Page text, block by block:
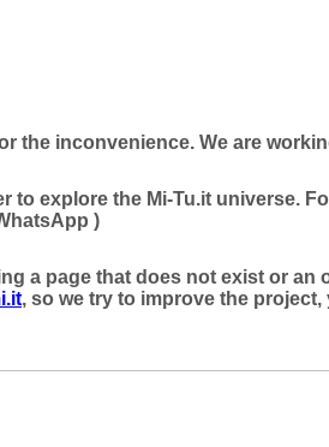
the inconvenience. We are
to explore the Mi-Tu.it universe.
)
a page that does not exist or
, so we try to improve the